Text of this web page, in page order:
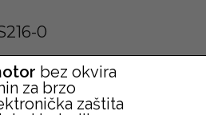
0
bez okvira
za brzo
zaštita